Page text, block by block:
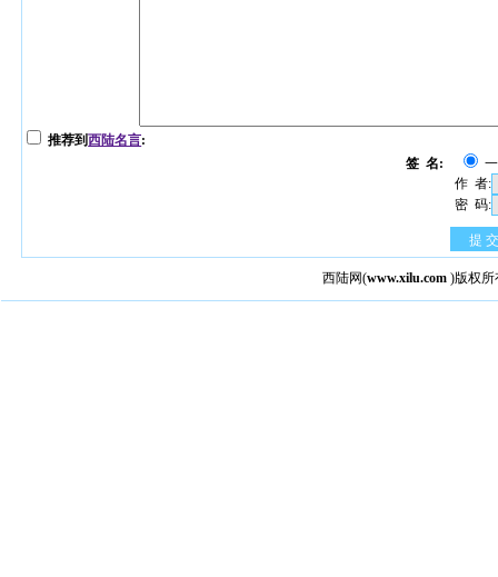
推荐到西陆名言:
签 名:
作 者:
密 码:
提 交
西陆网(www.xilu.com )版权